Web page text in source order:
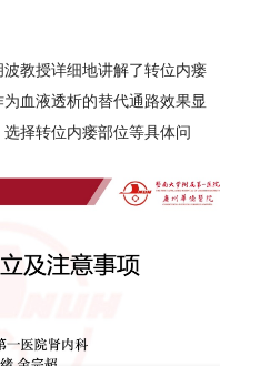
教授详细地讲解了转位内瘘
血液透析的替代通路效果显
择转位内瘘部位等具体问